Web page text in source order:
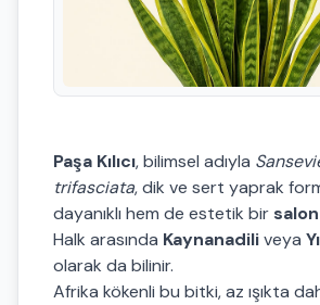
Paşa Kılıcı, bilimsel adıyla
trifasciata, dik ve sert yaprak
dayanıklı hem de estetik bir
Halk arasında Kaynanadiliveya
olarak da bilinir.
Afrika kökenli bu bitki, az ışıkta